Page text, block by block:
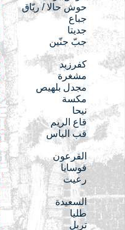
حوش حالا / ريّاق
جباع
جديتا
جبّ جنّين
كفرزبد
مشغرة
مجدل بلهيص
مكسة
نيحا
قاع الريم
قب الياس
القرعون
قوسايا
رعيت
السعيدة
طليا
تربل